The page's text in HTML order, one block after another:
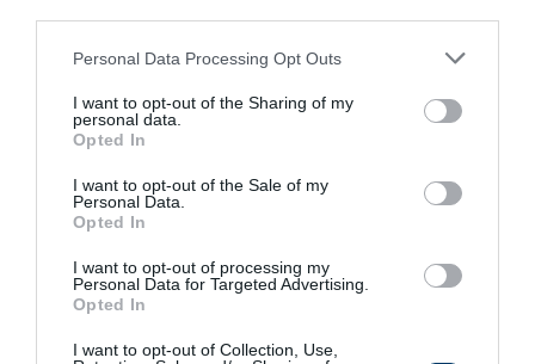
Please note that this website/app uses one or more Google
not limited to your visit or usage behaviour. You may click to
grant or deny consent to Google and its third-party tags to
use your data for below specified purposes in below Google
consent section.
Personal Data Processing Opt Outs
I want to opt-out of the Sharing of my
personal data.
Opted In
I want to opt-out of the Sale of my
Personal Data.
Opted In
I want to opt-out of processing my
Personal Data for Targeted Advertising.
Opted In
I want to opt-out of Collection, Use,
Kép és a videó forrása: https://www.youtube.com/watch?